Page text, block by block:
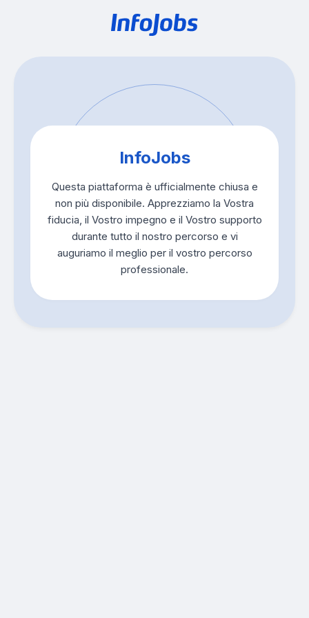
InfoJobs
Questa piattaforma è ufficialmente chiusa e
non più disponibile. Apprezziamo la Vostra
fiducia, il Vostro impegno e il Vostro supporto
durante tutto il nostro percorso e vi
auguriamo il meglio per il vostro percorso
professionale.